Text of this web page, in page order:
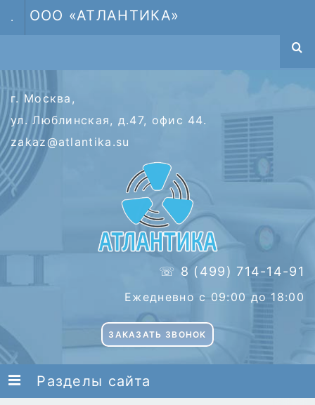
. ООО «АТЛАНТИКА»
г. Москва,
ул. Люблинская, д.47, офис 44.
zakaz@atlantika.su
☏ 8 (499) 714-14-91
Ежедневно с 09:00 до 18:00
ЗАКАЗАТЬ ЗВОНОК
Разделы сайта